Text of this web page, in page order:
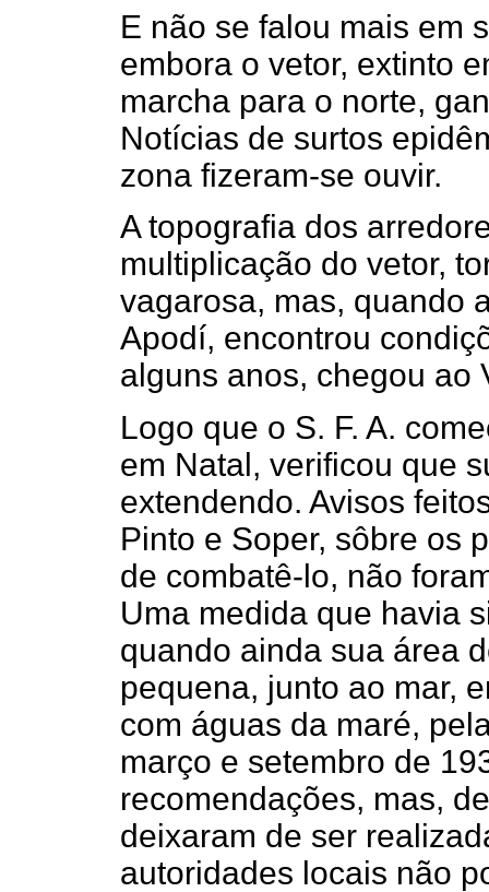
E não se falou mais em
embora o vetor, extinto
marcha para o norte,
Notícias de surtos
zona fizeram-se ouvir.
A topografia dos
multiplicação do vetor,
vagarosa, mas, quando
Apodí, encontrou
alguns anos, chegou ao
Logo que o S. F. A.
em Natal, verificou que
extendendo. Avisos
Pinto e Soper, sôbre os
de combatê-lo, não
Uma medida que havia
quando ainda sua área
pequena, junto ao mar,
com águas da maré,
março e setembro de
recomendações, mas,
deixaram de ser
autoridades locais não